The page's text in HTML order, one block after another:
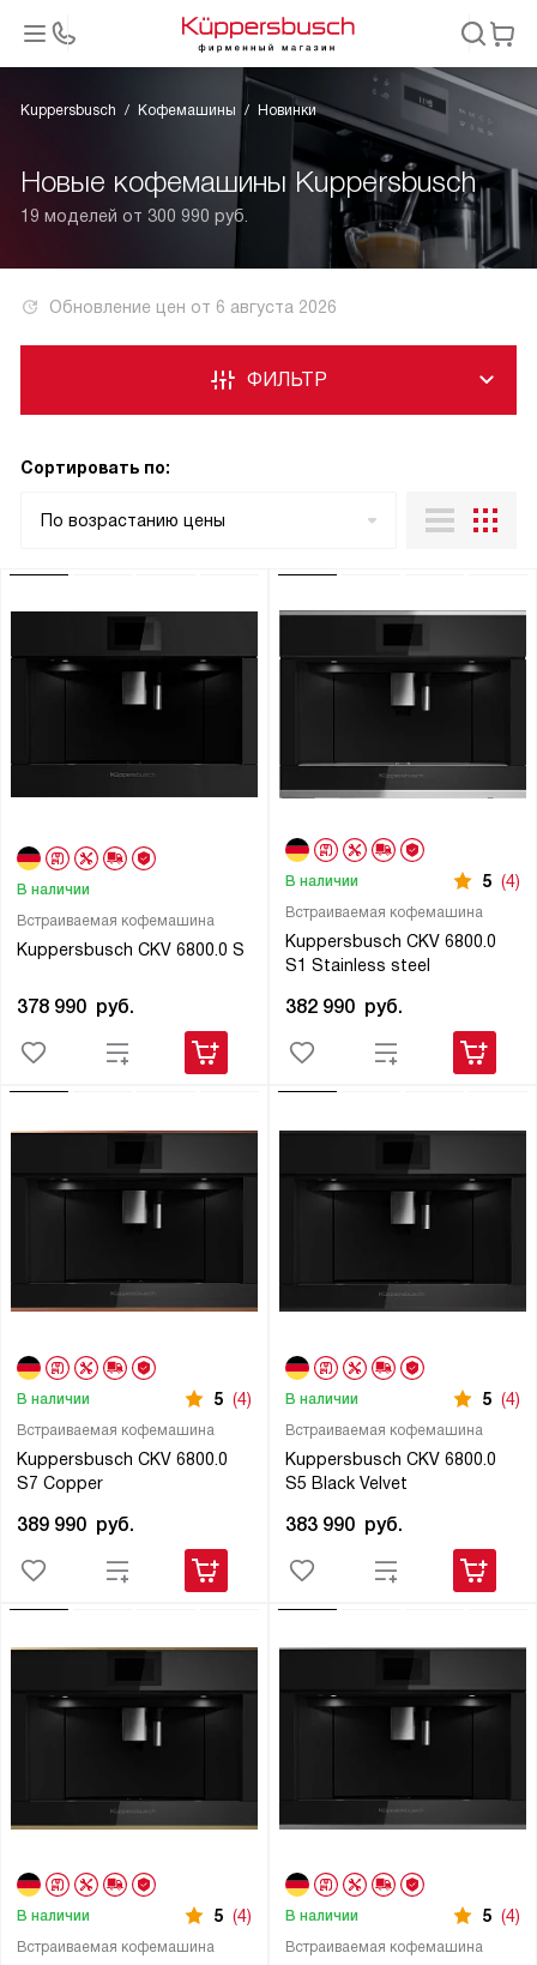
Kuppersbusch Кофемашины Новинки
Новые кофемашины Kuppersbusch
19 моделей от 300 990 руб.
Обновление цен от 6 августа 2026
ФИЛЬТР
Сортировать по:
По возрастанию цены
Встраиваемая кофемашина
Kuppersbusch CKV 6800.0 S
В наличии
378 990 руб.
Встраиваемая кофемашина
Kuppersbusch CKV 6800.0
S1 Stainless steel
В наличии 5 (4)
382 990 руб.
Встраиваемая кофемашина
Kuppersbusch CKV 6800.0
S7 Copper
В наличии 5 (4)
389 990 руб.
Встраиваемая кофемашина
Kuppersbusch CKV 6800.0
S5 Black Velvet
В наличии 5 (4)
383 990 руб.
Встраиваемая кофемашина
В наличии 5 (4)
Встраиваемая кофемашина
В наличии 5 (4)